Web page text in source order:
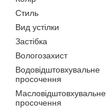
Стиль
Вид устілки
Застібка
Вологозахист
Водовідштовхувальне
просочення
Масловідштовхувальне
просочення